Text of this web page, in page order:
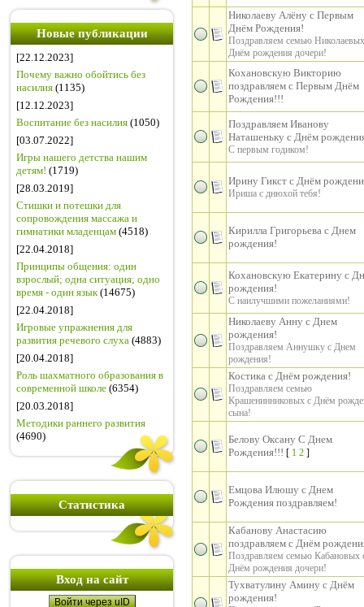
Новые публикации
[22.12.2023]
Почему важно обойтись без
насилия (1135)
[12.12.2023]
Воспитание без насилия (1050)
[03.07.2022]
Игры нашего детства нашим
детям! (1719)
[28.03.2019]
Стишки и потешки для
сопровождения массажа и
гимнатики младенцам (4518)
[22.04.2018]
Принципы общения: один
взрослый; одна ситуация; одно
время - один язык(14675)
[22.04.2018]
Игровые упражнения для
развития речевого слуха (4883)
[20.04.2018]
Роль шахматного образования в
современной школе (6354)
[20.03.2018]
Методики раннего развития
(4690)
Статистика
Вход на сайт
Войти через uID
Николаеву Алёну с Первым
Днём Рождения!
Поздравляем семью
Днём рождения дочери!
Кохановскую Викторию
поздравляем с Первым Днём
Рождения!!!
Поздравляем Иванову
Наташеньку с Днём
С первым годиком!
Ирину Гикст с Днём
Ириша с днюхой тебя!
Кирилла Григорьева с Днем
рождения!
Кохановскую Екатерину с
рождения!
С наилучшими пожеланиями!
Николаеву Анну с Днем
рождения!
Поздравляем Аннушку с Днем
рождения!
Костика с Днём рождения!
Поздравляем семью
Крашенинниковых с Днём
сына!
Белову Оксану С Днем
Рождения!!! [ 1 2 ]
Емцова Илюшу с Днем
Рождения поздравляем!
Кабанову Анастасию
поздравляем с Днём
Поздравляем семью Кабановых
Днём рождения дочери!
Тухватулину Амину с Днём
рождения!